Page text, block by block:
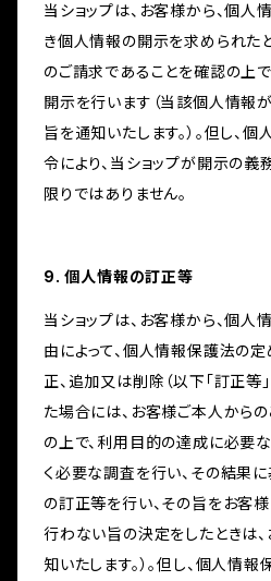
当ショップは、お客様から、個
き個人情報の開示を求められた
のご請求であることを確認の上で
開示を行います（当該個人情報
旨を通知いたします。）。但し、
令により、当ショップが開示の義
限りではありません。
9. 個人情報の訂正等
当ショップは、お客様から、個
由によって、個人情報保護法の
正、追加又は削除（以下「訂正等
た場合には、お客様ご本人から
の上で、利用目的の達成に必要
く必要な調査を行い、その結果
の訂正等を行い、その旨をお客
行わない旨の決定をしたときは
知いたします。）。但し、個人情